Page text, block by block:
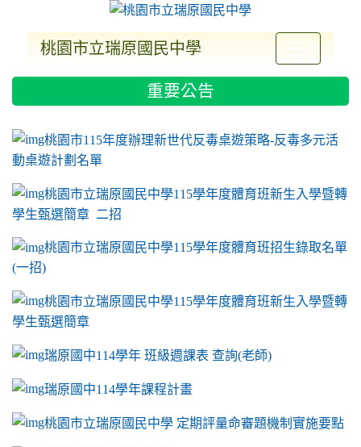
桃園市立瑞原國民中學
重要公告
link to https://sites.google.com/a/m2.ryjh.tyc.edu.tw/ryjh011/
桃園市115年度辦理新世代反毒桌遊策略-反毒多元活
動桌遊計劃名單
桃園市立瑞原國民中學115學年度體育班新生入學暨轉
學生甄選簡章 二招
桃園市立瑞原國民中學115學年度體育班招生錄取名單
(一招)
桃園市立瑞原國民中學115學年度體育班新生入學暨轉
學生甄選簡章
瑞原國中114學年 班級週課表 查詢(老師)
瑞原國中114學年課程計畫
link to https://sites.google.com/a/m2.ryjh.tyc.edu.tw/ryjh011/
桃園市立瑞原國民中學 定期評量命審題機制實施要點